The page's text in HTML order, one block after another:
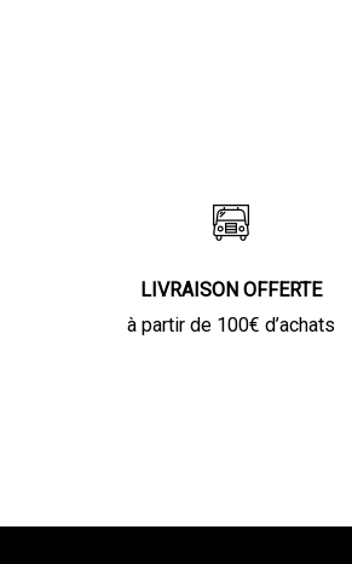
LIVRAISON OFFERTE
à partir de 100€ d’achats